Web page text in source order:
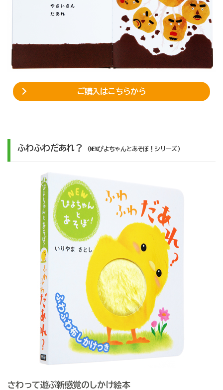
ご購入はこちらから
ふわふわだあれ？ (NEWぴよちゃんとあそぼ！シリーズ)
さわって遊ぶ新感覚のしかけ絵本